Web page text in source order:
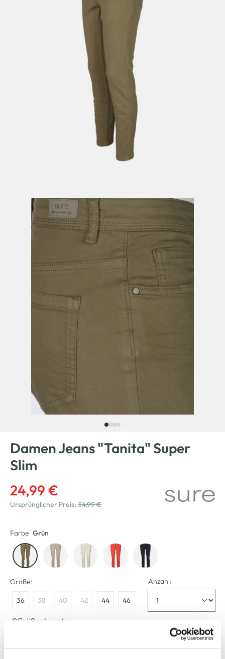
Damen Jeans "Tanita" Super
Slim
24,99 €
Ursprünglicher Preis: 34,99 €
Farbe Grün
Größe:
36 38 40 42 44 46
Anzahl:
Größenberater